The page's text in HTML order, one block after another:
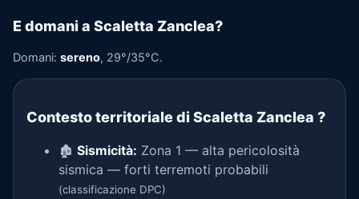
E domani a Scaletta Zanclea?
Domani: sereno, 29°/35°C.
Contesto territoriale di Scaletta Zanclea ?
🏚️ Sismicità: Zona 1 — alta pericolosità
sismica — forti terremoti probabili
(classificazione DPC)